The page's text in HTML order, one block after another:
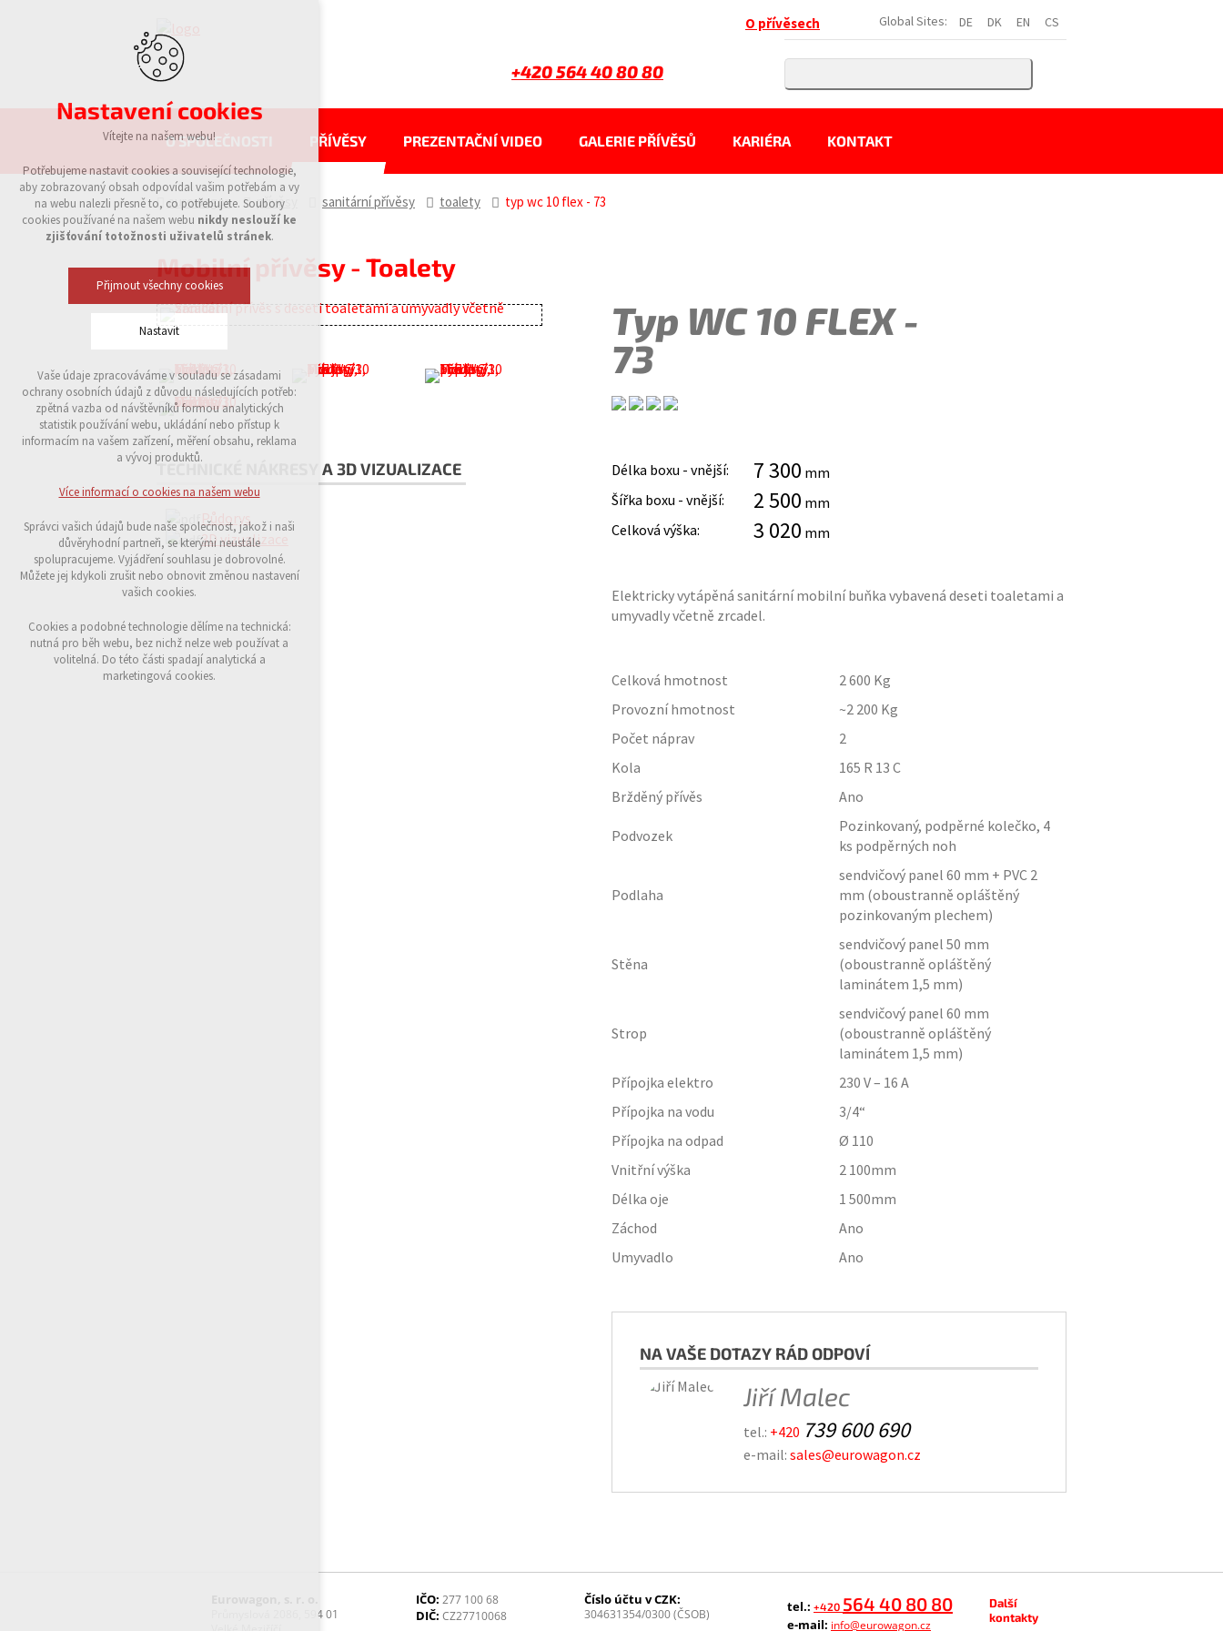
DE DK EN CS
Global Sites:
O přívěsech
+420 564 40 80 80
O SPOLEČNOSTI PŘÍVĚSY PREZENTAČNÍ VIDEO GALERIE PŘÍVĚSŮ KARIÉRA KONTAKT
eurowagon přívěsy sanitární přívěsy toalety typ wc 10 flex - 73
Mobilní přívěsy - Toalety
Typ WC 10 FLEX -
73
Délka boxu - vnější: 7 300 mm
Šířka boxu - vnější:
2 500 mm
Celková výška:
3 020 mm
Elektricky vytápěná sanitární mobilní buňka vybavená deseti toaletami a
umyvadly včetně zrcadel.
Celková hmotnost 2 600 Kg
Provozní hmotnost
~2 200 Kg
Počet náprav
2
Kola
165 R 13 C
Bržděný přívěs
Ano
Podvozek
Pozinkovaný, podpěrné kolečko, 4
ks podpěrných noh
Podlaha
sendvičový panel 60 mm + PVC 2
mm (oboustranně opláštěný
pozinkovaným plechem)
Stěna
sendvičový panel 50 mm
(oboustranně opláštěný
laminátem 1,5 mm)
Strop
sendvičový panel 60 mm
(oboustranně opláštěný
laminátem 1,5 mm)
Přípojka elektro
230 V – 16 A
Přípojka na vodu
3/4“
Přípojka na odpad
Ø 110
Vnitřní výška
2 100mm
Délka oje
1 500mm
Záchod
Ano
Umyvadlo
Ano
NA VAŠE DOTAZY RÁD ODPOVÍ
Jiří Malec
tel.: +420 739 600 690
e-mail: sales@eurowagon.cz
TECHNICKÉ NÁKRESY A 3D VIZUALIZACE
Půdorys
3D vizualizace
Průmyslová 2086, 594 01
IČO: 277 100 68
DIČ: CZ27710068
Číslo účtu v CZK:
304631354/0300 (ČSOB) tel.: +420 564 40 80 80
e-mail: info@eurowagon.cz
Další
kontakty
Nastavení cookies
Vítejte na našem webu!
Potřebujeme nastavit cookies a související technologie,
aby zobrazovaný obsah odpovídal vašim potřebám a vy
na webu nalezli přesně to, co potřebujete. Soubory
cookies používané na našem webu nikdy neslouží ke
zjišťování totožnosti uživatelů stránek.
Přijmout všechny cookies
Nastavit
Technická cookies
nutná pro provozování webu
udržení kontextu stránek (session): případná
přihlášení, volby jazyka, apod.
analytická pro anonymizované vyhodnocení
návštěvnosti
marketingová cookies (Google)
Více informací o cookies na našem webu
Odmítnout vše
Vaše údaje zpracováváme v souladu se zásadami
ochrany osobních údajů z důvodu následujících potřeb:
zpětná vazba od návštěvníků formou analytických
statistik používání webu, ukládání nebo přístup k
informacím na vašem zařízení, měření obsahu, reklama
a vývoj produktů.
Více informací o cookies na našem webu
Správci vašich údajů bude naše společnost, jakož i naši
důvěryhodní partneři, se kterými neustále
spolupracujeme. Vyjádření souhlasu je dobrovolné.
Můžete jej kdykoli zrušit nebo obnovit změnou nastavení
vašich cookies.
Cookies a podobné technologie dělíme na technická:
nutná pro běh webu, bez nichž nelze web používat a
volitelná. Do této části spadají analytická a
marketingová cookies.